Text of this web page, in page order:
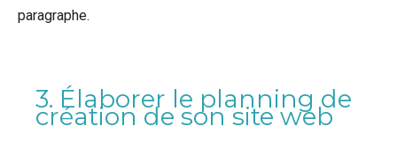
paragraphe.
3. Élaborer le planning de
création de son site web